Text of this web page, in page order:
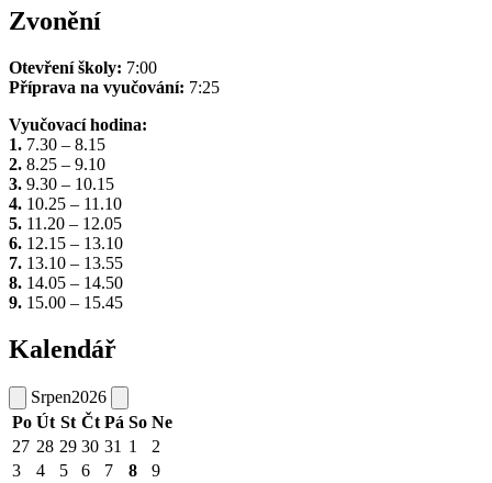
Zvonění
Otevření školy: 7:00
Příprava na vyučování: 7:25
Vyučovací hodina:
1. 7.30 – 8.15
2. 8.25 – 9.10
3. 9.30 – 10.15
4. 10.25 – 11.10
5. 11.20 – 12.05
6. 12.15 – 13.10
7. 13.10 – 13.55
8. 14.05 – 14.50
9. 15.00 – 15.45
Kalendář
Srpen2026
Po Út St Čt Pá So Ne
27 28 29 30 31 1
2
3
4 5 6 7 8
9